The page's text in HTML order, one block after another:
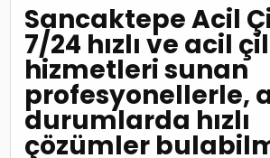
Sancaktepe Acil
7/24 hızlı ve acil
hizmetleri sunan
profesyonellerle,
durumlarda hızlı
çözümler